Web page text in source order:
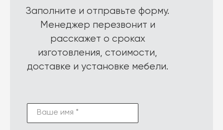
Заполните и отправьте форму.
Менеджер перезвонит и
расскажет о сроках
изготовления, стоимости,
доставке и установке мебели.
Ваше имя *